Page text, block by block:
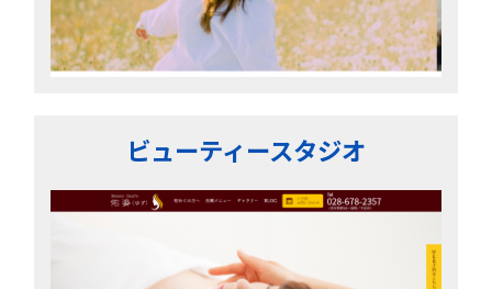
ビューティースタジオ